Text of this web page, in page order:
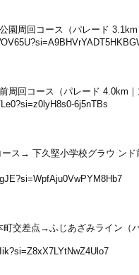
周回コース（パレード 3.1km
周回コース（パレード 4.0km
6j5nTBs
→ 下久堅小学校グラウ ンド
差点→ふじあざみライン（